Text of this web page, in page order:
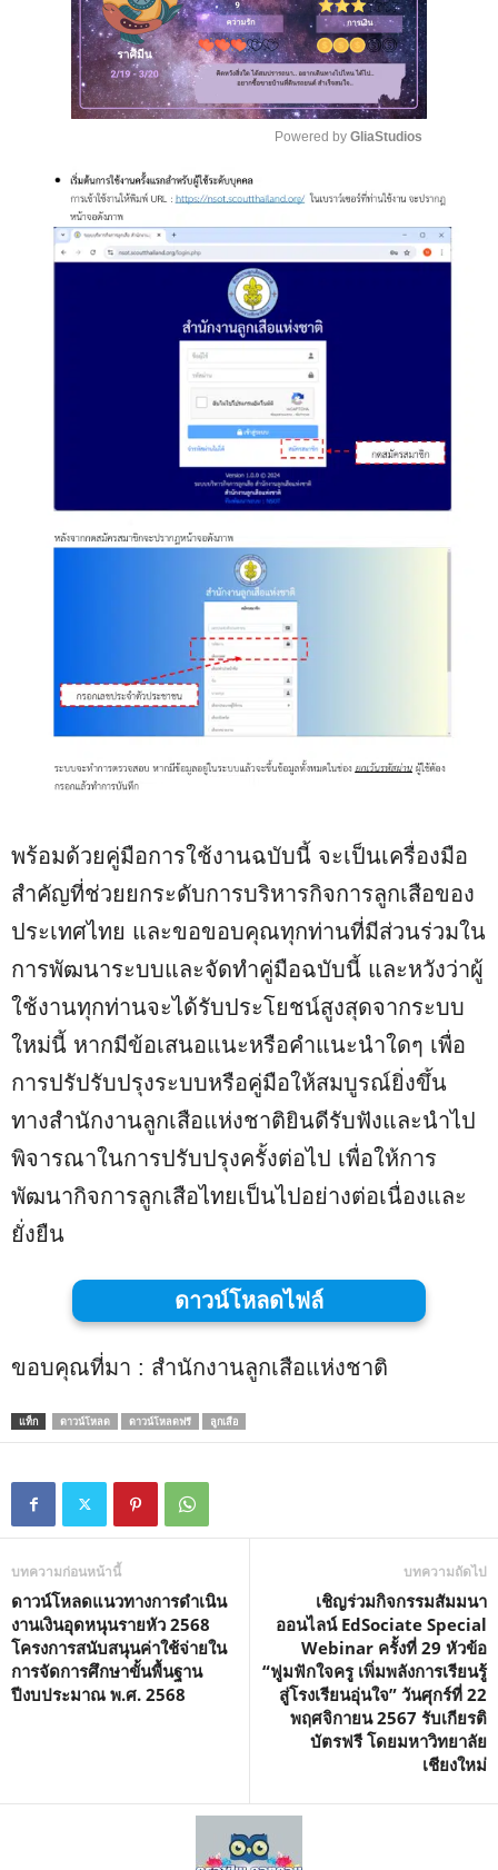
u
t
e
Powered by GliaStudios
พร้อมด้วยคู่มือการใช้งานฉบับนี้ จะเป็นเครื่องมือ
สำคัญที่ช่วยยกระดับการบริหารกิจการลูกเสือของ
ประเทศไทย และขอขอบคุณทุกท่านที่มีส่วนร่วมใน
การพัฒนาระบบและจัดทำคู่มือฉบับนี้ และหวังว่าผู้
ใช้งานทุกท่านจะได้รับประโยชน์สูงสุดจากระบบ
ใหม่นี้ หากมีข้อเสนอแนะหรือคำแนะนำใดๆ เพื่อ
การปรัปรับปรุงระบบหรือคู่มือให้สมบูรณ์ยิ่งขึ้น
ทางสำนักงานลูกเสือแห่งชาติยินดีรับฟังและนำไป
พิจารณาในการปรับปรุงครั้งต่อไป เพื่อให้การ
พัฒนากิจการลูกเสือไทยเป็นไปอย่างต่อเนื่องและ
ยั่งยืน
ดาวน์โหลดไฟล์
ขอบคุณที่มา : สำนักงานลูกเสือแห่งชาติ
แท็ก ดาวน์โหลด ดาวน์โหลดฟรี ลูกเสือ
บทความก่อนหน้านี้
ดาวน์โหลดแนวทางการดำเนิน
งานเงินอุดหนุนรายหัว 2568
โครงการสนับสนุนค่าใช้จ่ายใน
การจัดการศึกษาขั้นพื้นฐาน
ปีงบประมาณ พ.ศ. 2568
บทความถัดไป
เชิญร่วมกิจกรรมสัมมนา
ออนไลน์ EdSociate Special
Webinar ครั้งที่ 29 หัวข้อ
“ฟูมฟักใจครู เพิ่มพลังการเรียนรู้
สู่โรงเรียนอุ่นใจ” วันศุกร์ที่ 22
พฤศจิกายน 2567 รับเกียรติ
บัตรฟรี โดยมหาวิทยาลัย
เชียงใหม่